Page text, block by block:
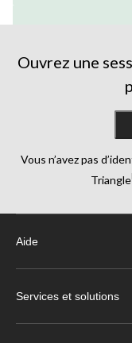
Ouvrez une
Vous n’avez pas
Triangle
Aide
Services et solutions